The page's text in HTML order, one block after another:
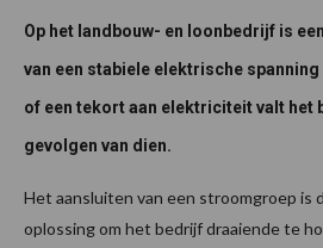
Op het landbouw- en loonbedrijf is
van een stabiele elektrische
of een tekort aan elektriciteit valt het
gevolgen van dien.
Het aansluiten van een stroomgroep is
oplossing om het bedrijf draaiende te